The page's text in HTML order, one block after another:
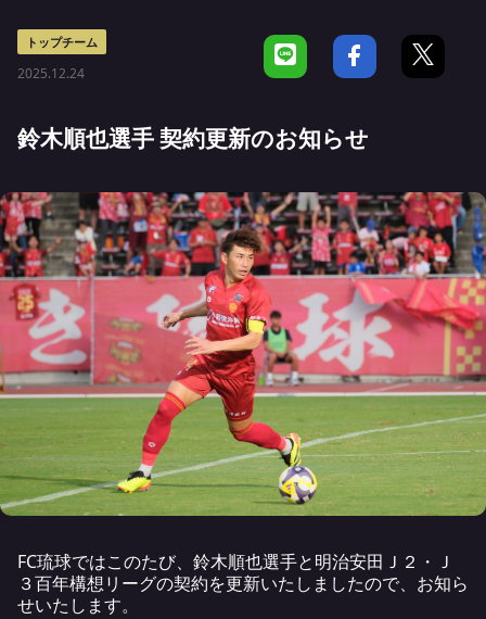
トップチーム
2025.12.24
鈴木順也選手 契約更新のお知らせ
FC琉球ではこのたび、鈴木順也選手と明治安田Ｊ２・Ｊ
３百年構想リーグの契約を更新いたしましたので、お知ら
せいたします。